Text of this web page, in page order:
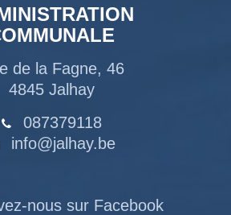
de la Fagne, 46
4845 Jalhay
087379118
info@jalhay.be
nous sur Facebook